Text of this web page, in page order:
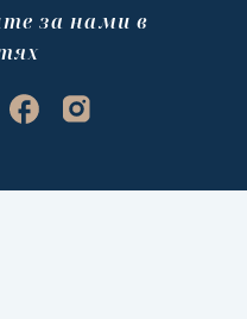
за нами в